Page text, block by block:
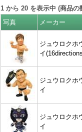
1 から 20 を表示中 (商品
写真
メーカー
ジュウロクホ
イ
ジュウロクホ
イ
ジュウロクホ
イ